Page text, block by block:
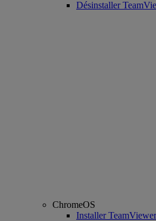
Désinstaller
ChromeOS
Installer